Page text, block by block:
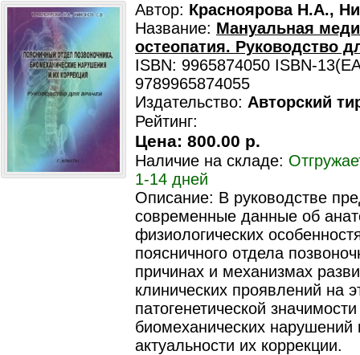
Автор: Красноярова Н.А.,
Название: Мануальная
остеопатия. Руководство
ISBN: 9965874050 ISBN-
9789965874055
Издательство: Авторский
Рейтинг:
Цена: 800.00 р.
Наличие на складе:
1-14 дней
Описание: В руководстве
современные данные об
физиологических
поясничного отдела
причинах и механизмах
клинических проявлений на
патогенетической значимости
биомеханических нарушений
актуальности их коррекции.